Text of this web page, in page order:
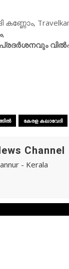
,
കേരള കലാവേദി
Channel
- Kerala